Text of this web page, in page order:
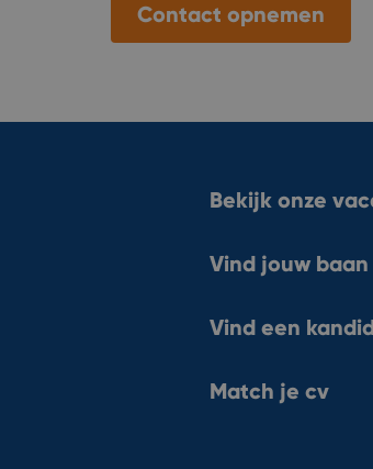
Contact opnemen
Bekijk onze
Vind jouw baan
Vind een
Match je cv